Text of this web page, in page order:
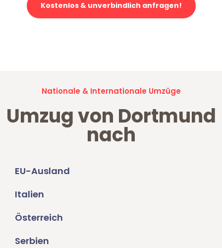
Kostenlos & unverbindlich anfragen!
Nationale & Internationale Umzüge
Umzug von Dortmund
nach
EU-Ausland
Italien
Österreich
Serbien